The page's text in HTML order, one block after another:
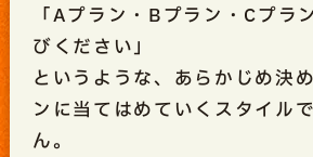
「Aプラン・Bプラン・Cプラ
びください」
というような、あらかじめ決
ンに当てはめていくスタイル
ん。